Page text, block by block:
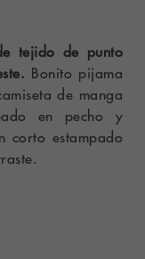
tejido de punto
Bonito pijama
de manga
en pecho y
corto estampado